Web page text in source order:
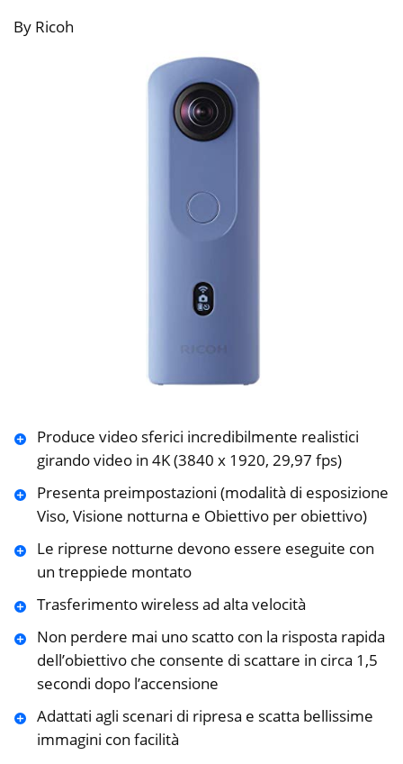
By Ricoh
Produce video sferici incredibilmente realistici
girando video in 4K (3840 x 1920, 29,97 fps)
Presenta preimpostazioni (modalità di esposizione
Viso, Visione notturna e Obiettivo per obiettivo)
Le riprese notturne devono essere eseguite con
un treppiede montato
Trasferimento wireless ad alta velocità
Non perdere mai uno scatto con la risposta rapida
dell’obiettivo che consente di scattare in circa 1,5
secondi dopo l’accensione
Adattati agli scenari di ripresa e scatta bellissime
immagini con facilità